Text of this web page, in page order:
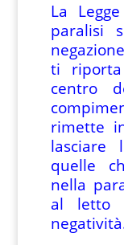
La
paralisi
ti
centro
rimette
lasciare
quelle
nella
al letto